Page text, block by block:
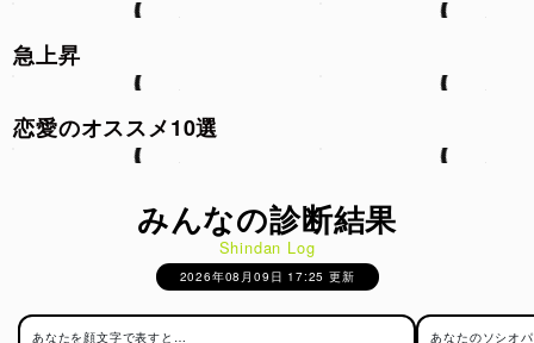
急上昇
恋愛のオススメ10選
みんなの診断結果
Shindan Log
2026年08月09日 17:25 更新
あなたを顔文字で表すと…
あなたのソシオ